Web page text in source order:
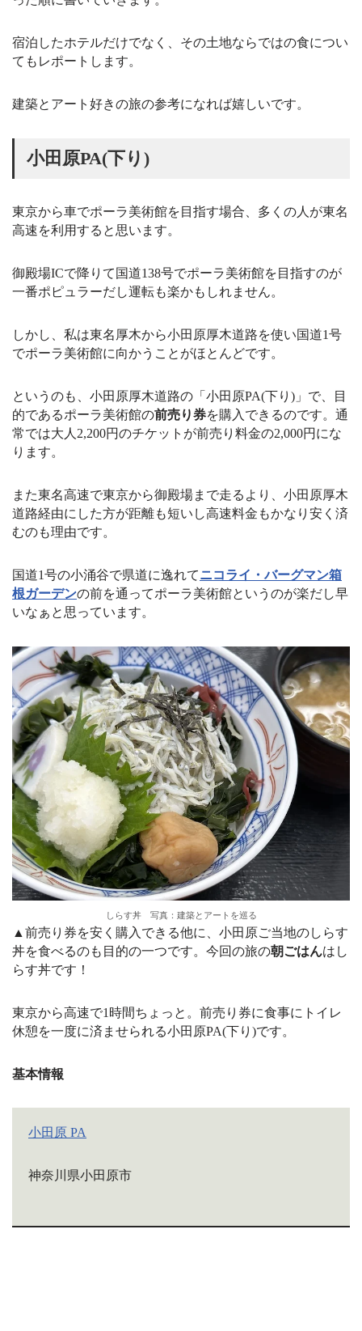
e
an
at
宿泊したホテルだけでなく、その土地ならではの食につい
てもレポートします。
建築とアート好きの旅の参考になれば嬉しいです。
小田原PA(下り)
東京から車でポーラ美術館を目指す場合、多くの人が東名
高速を利用すると思います。
御殿場ICで降りて国道138号でポーラ美術館を目指すのが
一番ポピュラーだし運転も楽かもしれません。
しかし、私は東名厚木から小田原厚木道路を使い国道1号
でポーラ美術館に向かうことがほとんどです。
というのも、小田原厚木道路の「小田原PA(下り)」で、目
的であるポーラ美術館の前売り券を購入できるのです。通
常では大人2,200円のチケットが前売り料金の2,000円にな
ります。
また東名高速で東京から御殿場まで走るより、小田原厚木
道路経由にした方が距離も短いし高速料金もかなり安く済
むのも理由です。
国道1号の小涌谷で県道に逸れてニコライ・バーグマン箱
根ガーデンの前を通ってポーラ美術館というのが楽だし早
いなぁと思っています。
しらす丼 写真：建築とアートを巡る
▲前売り券を安く購入できる他に、小田原ご当地のしらす
丼を食べるのも目的の一つです。今回の旅の朝ごはんはし
らす丼です！
東京から高速で1時間ちょっと。前売り券に食事にトイレ
休憩を一度に済ませられる小田原PA(下り)です。
基本情報
小田原 PA
神奈川県小田原市